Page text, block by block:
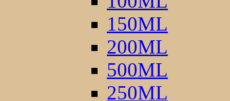
150ML
200ML
500ML
250ML